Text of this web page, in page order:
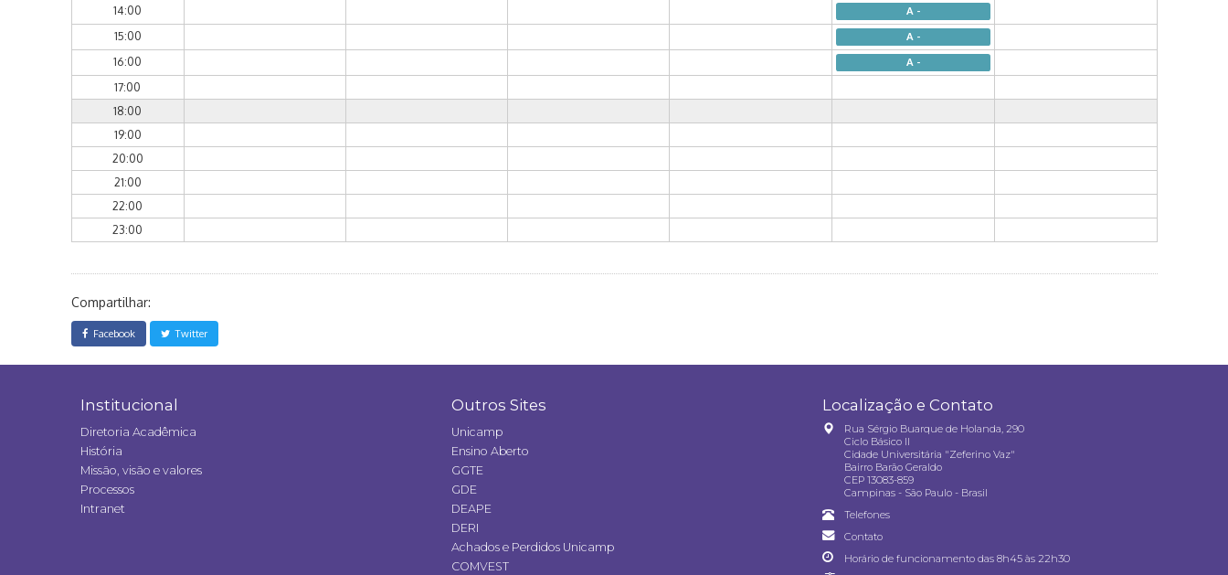
14:00
A -
15:00 A -
16:00 A -
17:00
18:00
19:00
20:00
21:00
22:00
23:00
Compartilhar:
Facebook Twitter
Institucional
Diretoria Acadêmica
História
Missão, visão e valores
Processos
Intranet
Outros Sites
Unicamp
Ensino Aberto
GGTE
GDE
DEAPE
DERI
Achados e Perdidos Unicamp
COMVEST
Localização e Contato
Rua Sérgio Buarque de Holanda, 290
Ciclo Básico II
Cidade Universitária "Zeferino Vaz"
Bairro Barão Geraldo
CEP 13083-859
Campinas - São Paulo - Brasil
Telefones
Contato
Horário de funcionamento das 8h45 às 22h30